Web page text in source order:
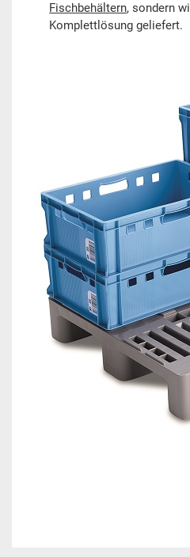
Fischbehältern, sondern
Komplettlösung geliefert.